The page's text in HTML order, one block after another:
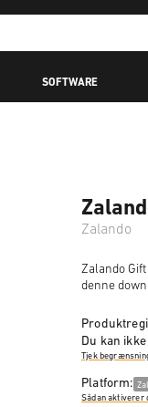
SOFTWARE
Zalando
Zalando
denne
Du kan
Tjek
Platform:
Sådan aktiverer